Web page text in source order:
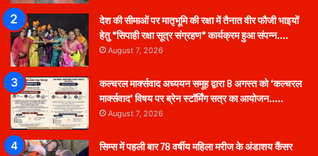
देश की सीमाओं पर मातृभूमि की रक्षा में तैनात वीर फौजी भाइयों
हेतु “सिपाही रक्षा सूत्र संग्रहण” कार्यक्रम हुआ संपन्न….
August 7, 2026
कल्चरल मार्क्सवाद अध्ययन समूह द्वारा 8 अगस्त को ‘कल्चरल
मार्क्सवाद’ विषय पर ब्रेन स्टॉर्मिंग सत्र का आयोजन…..
August 7, 2026
सिम्स में पहली बार 78 वर्षीय महिला मरीज के अंडाशय कैंसर